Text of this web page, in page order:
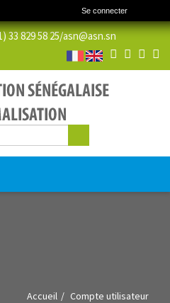
Se connecter
829 58 25/asn@asn.sn
de recherche
Accueil Compte utilisateur